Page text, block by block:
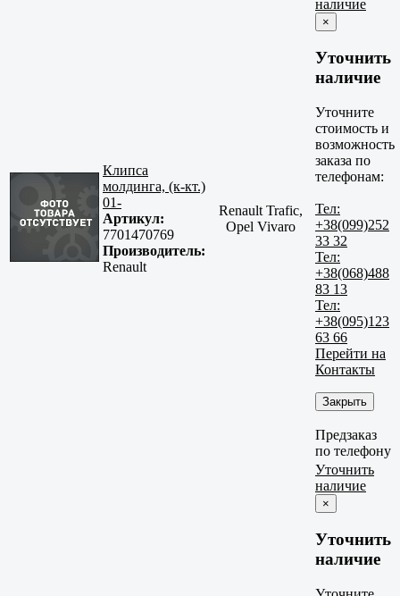
Клипса
молдинга, (к-кт.)
01-
Артикул:
7701470769
Производитель:
Renault
Renault Trafic,
Opel Vivaro
наличие
×
Уточнить
наличие
Уточните
стоимость и
возможность
заказа по
телефонам:
Тел:
+38(099)252
33 32
Тел:
+38(068)488
83 13
Тел:
+38(095)123
63 66
Перейти на
Контакты
Закрыть
Предзаказ
по телефону
Уточнить
наличие
×
Уточнить
наличие